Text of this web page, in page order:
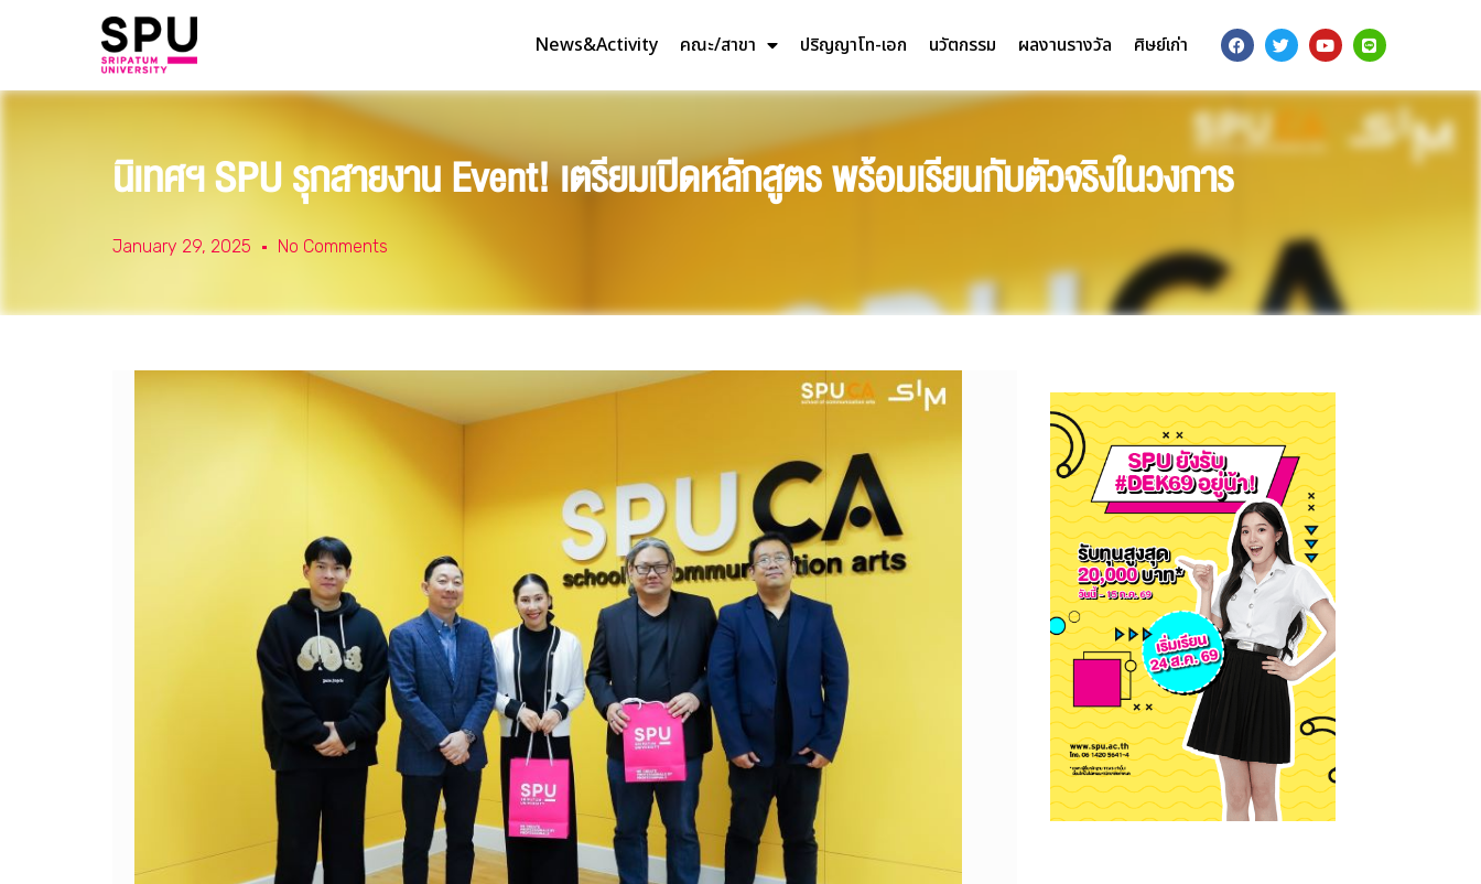
News&Activity คณะ/สาขา ปริญญาโท-เอก นวัตกรรม ผลงานรางวัล ศิษย์เก่า
นิเทศฯ SPU รุกสายงาน Event! เตรียมเปิดหลักสูตร พร้อมเรียนกับตัวจริงในวงการ
January 29, 2025 No Comments